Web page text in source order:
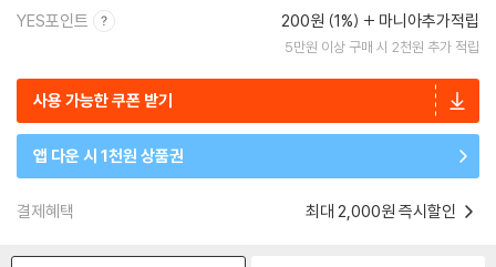
YES포인트 200원 (1%) 마니아추가적립
5만원 이상 구매 시 2천원 추가 적립
사용 가능한 쿠폰 받기
앱 다운 시 1천원 상품권
결제혜택 최대 2,000원 즉시할인